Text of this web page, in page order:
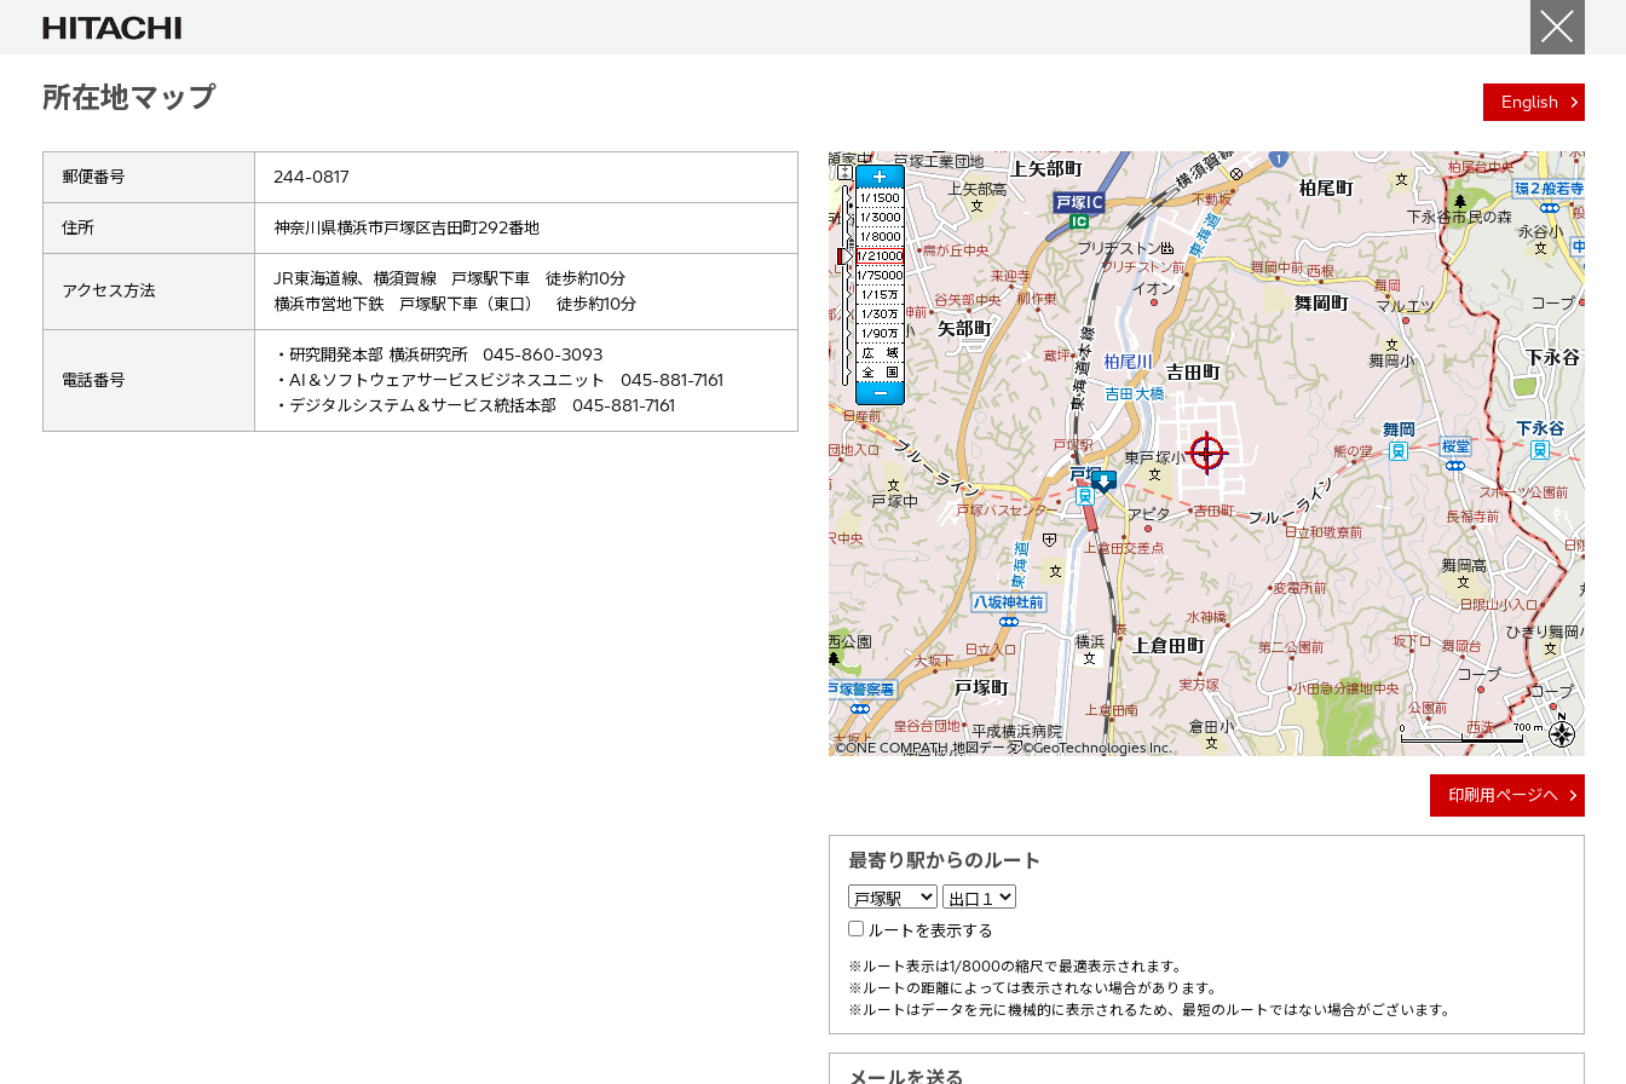
所在地マップ English
郵便番号 244-0817
住所 神奈川県横浜市戸塚区吉田町292番地
アクセス方法
JR東海道線、横須賀線 戸塚駅下車 徒歩約10分
横浜市営地下鉄 戸塚駅下車（東口） 徒歩約10分
電話番号
・研究開発本部 横浜研究所 045-860-3093
・AI＆ソフトウェアサービスビジネスユニット 045-881-7161
・デジタルシステム＆サービス統括本部 045-881-7161
©ONE COMPATH 地図データ ©GeoTechnologies Inc.
©ONE COMPATH 地図データ ©GeoTechnologies Inc.
©ONE COMPATH 地図データ ©GeoTechnologies Inc.
©ONE COMPATH 地図データ ©GeoTechnologies Inc.
©ONE COMPATH 地図データ ©GeoTechnologies Inc.
©ONE COMPATH 地図データ ©GeoTechnologies Inc.
©ONE COMPATH 地図データ ©GeoTechnologies Inc.
©ONE COMPATH 地図データ ©GeoTechnologies Inc.
©ONE COMPATH 地図データ ©GeoTechnologies Inc.
印刷用ページへ
最寄り駅からのルート
ルートを表示する
※ルート表示は1/8000の縮尺で最適表示されます。
※ルートの距離によっては表示されない場合があります。
※ルートはデータを元に機械的に表示されるため、最短のルートではない場合がございます。
メールを送る